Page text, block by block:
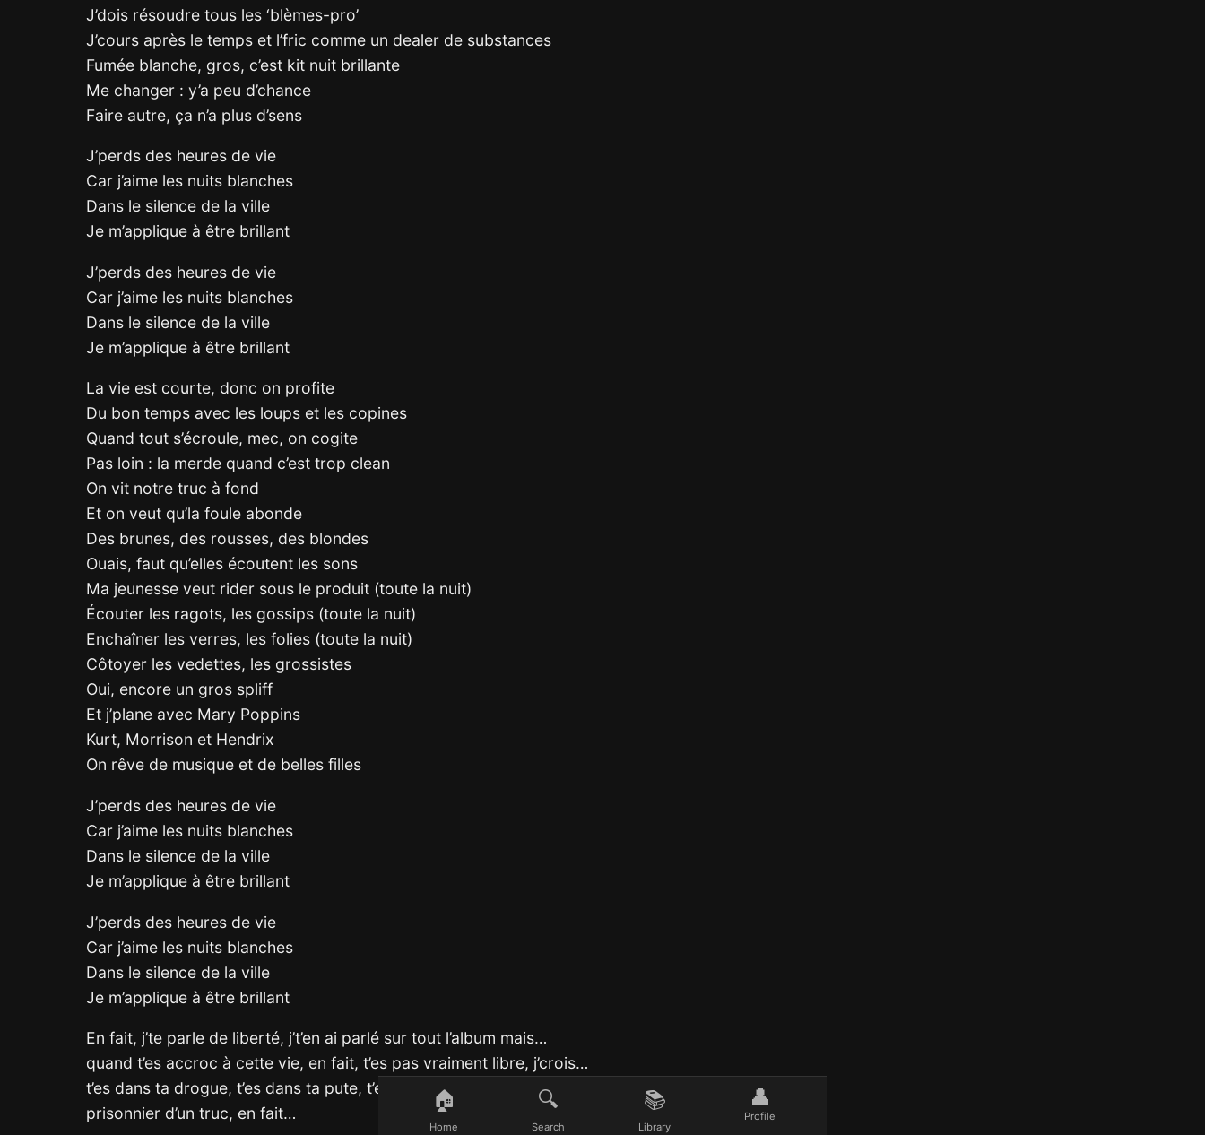
J’dois résoudre tous les ‘blèmes-pro’
J’cours après le temps et l’fric comme un dealer de substances
Fumée blanche, gros, c’est kit nuit brillante
Me changer : y’a peu d’chance
Faire autre, ça n’a plus d’sens
J’perds des heures de vie
Car j’aime les nuits blanches
Dans le silence de la ville
Je m’applique à être brillant
J’perds des heures de vie
Car j’aime les nuits blanches
Dans le silence de la ville
Je m’applique à être brillant
La vie est courte, donc on profite
Du bon temps avec les loups et les copines
Quand tout s’écroule, mec, on cogite
Pas loin : la merde quand c’est trop clean
On vit notre truc à fond
Et on veut qu’la foule abonde
Des brunes, des rousses, des blondes
Ouais, faut qu’elles écoutent les sons
Ma jeunesse veut rider sous le produit (toute la nuit)
Écouter les ragots, les gossips (toute la nuit)
Enchaîner les verres, les folies (toute la nuit)
Côtoyer les vedettes, les grossistes
Oui, encore un gros spliff
Et j’plane avec Mary Poppins
Kurt, Morrison et Hendrix
On rêve de musique et de belles filles
J’perds des heures de vie
Car j’aime les nuits blanches
Dans le silence de la ville
Je m’applique à être brillant
J’perds des heures de vie
Car j’aime les nuits blanches
Dans le silence de la ville
Je m’applique à être brillant
En fait, j’te parle de liberté, j’t’en ai parlé sur tout l’album mais…
quand t’es accroc à cette vie, en fait, t’es pas vraiment libre, j’crois…
t’es dans ta drogue, t’es dans ta pute, t’es dans ton hustle… t’es
prisonnier d’un truc, en fait…
🏠
Home
🔍
Search
📚
Library
👤
Profile